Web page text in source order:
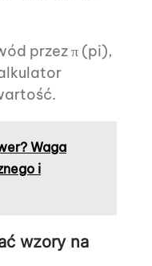
przez π (pi),
Waga
i
wzory na